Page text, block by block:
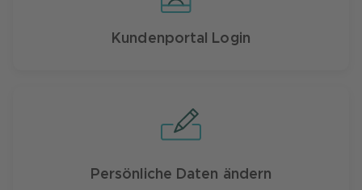
Kundenportal Login
Persönliche Daten ändern
Für AXA-Produkte "Job Care Plus" und "Health Care Plus" -
Bitte melden Sie Änderungswünsche zusätzlich dem
Versicherer AXA: clp.de.leistungsservice@partners.axa
Verstanden und weiter